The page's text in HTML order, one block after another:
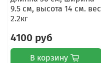
9.5 см, высота 14 см. вес
2.2кг
4100 руб
В корзину